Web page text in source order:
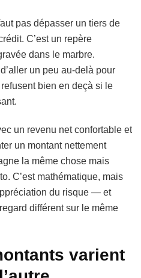
pas dépasser un tiers de
C’est un repère
dans le marbre.
un peu au-delà pour
bien en deçà si le
un revenu net confortable et
un montant nettement
la même chose mais
C’est mathématique, mais
du risque — et
différent sur le même
varient